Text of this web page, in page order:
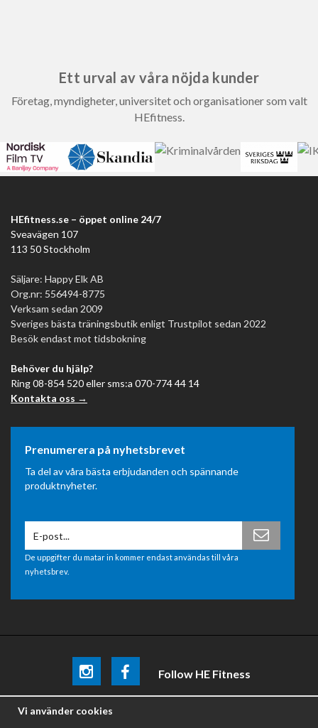
Ett urval av våra nöjda kunder
Företag, myndigheter, universitet och organisationer som valt
HEfitness.
HEfitness.se – öppet online 24/7
Sveavägen 107
113 50 Stockholm
Säljare: Happy Elk AB
Org.nr: 556494-8775
Verksam sedan 2009
Sveriges bästa träningsbutik enligt Trustpilot sedan 2022
Besök endast mot tidsbokning
Behöver du hjälp?
Ring 08-854 520 eller sms:a 070-774 44 14
Kontakta oss →
Prenumerera på nyhetsbrevet
Ta del av våra bästa erbjudanden och spännande
produktnyheter.
De uppgifter du matar in kommer endast användas till våra
nyhetsbrev.
Follow HE Fitness
Be the firstto know aboutpromotions, news and training
Vi använder cookies